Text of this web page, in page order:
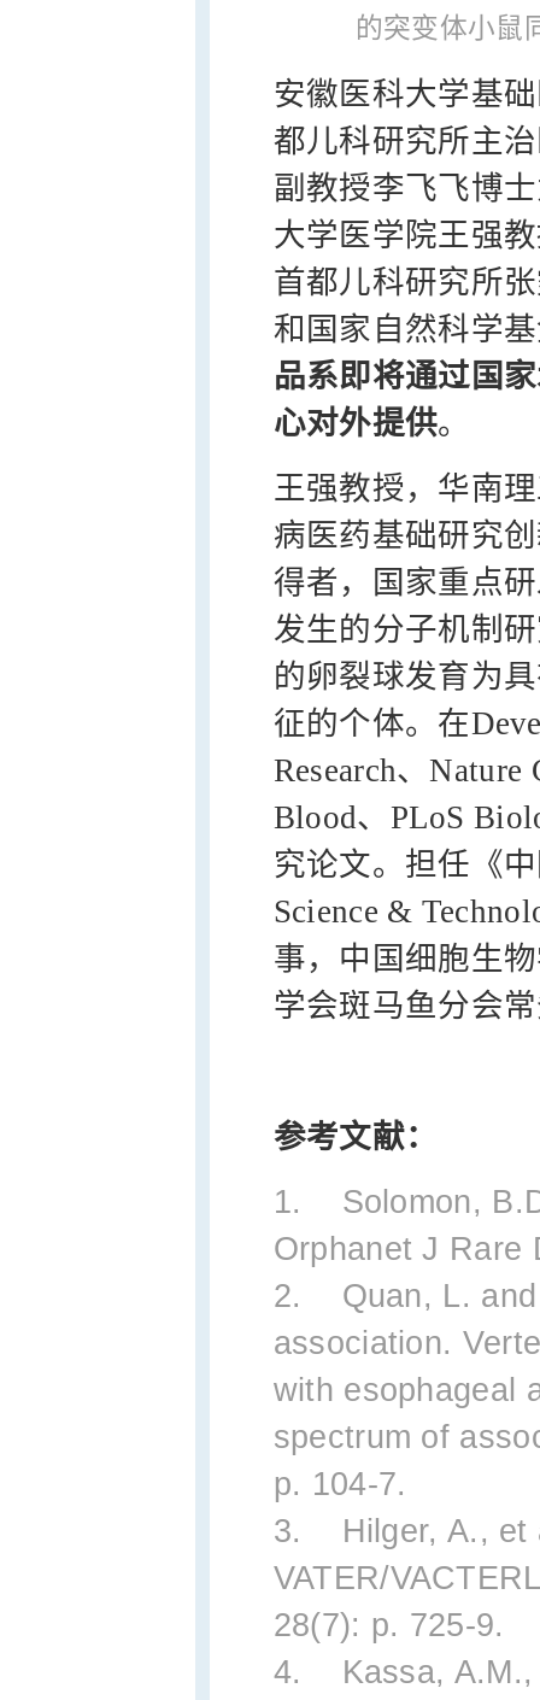
的突变体小鼠
安徽医科大学基
都儿科研究所主
副教授李飞飞博
大学医学院王强
首都儿科研究所
和国家自然科学
品系即将通过国
心对外提供。
王强教授，华南
病医药基础研究
得者，国家重点
发生的分子机制
的卵裂球发育为
征的个体。在
Research、Nature
Blood、PLoS
究论文。担任《
Science &
事，中国细胞生
学会斑马鱼分会
参考文献：
1. Solomon,
Orphanet J Rare
2. Quan, L. and
association.
with esophageal
spectrum of
p. 104-7.
3. Hilger, A., et
VATER/
28(7): p. 725-9.
4. Kassa, A.M.,